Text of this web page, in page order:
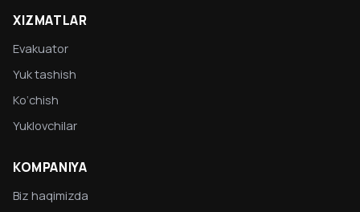
XIZMATLAR
Evakuator
Yuk tashish
Ko‘chish
Yuklovchilar
KOMPANIYA
Biz haqimizda